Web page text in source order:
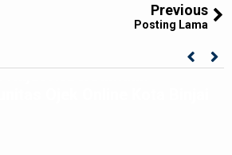
Previous
Posting Lama
Kebersamaan
Ojek Online Kota Binjai